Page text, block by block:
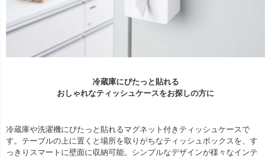
冷蔵庫にぴたっと貼れる
おしゃれなティッシュケースをお探しの方に
冷蔵庫や洗濯機にぴたっと貼れるマグネット付きティッシュケースで
す。テーブルの上に置くと場所を取りがちなティッシュボックスを、す
っきりスマートに壁面に収納可能。シンプルなデザインが様々なインテ